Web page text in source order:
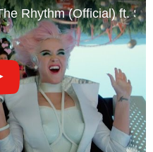
Rhythm (Official) ft.